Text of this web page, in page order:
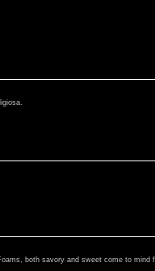
both savory and sweet come to mind